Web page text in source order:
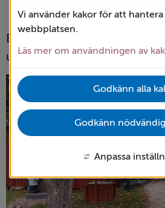
Vi använder kakor för att
webbplatsen.
Läs mer om användningen av
Godkänn alla
Godkänn
Anpassa
Kultur
Ekenässjöns
upplevelsemuséer på samma